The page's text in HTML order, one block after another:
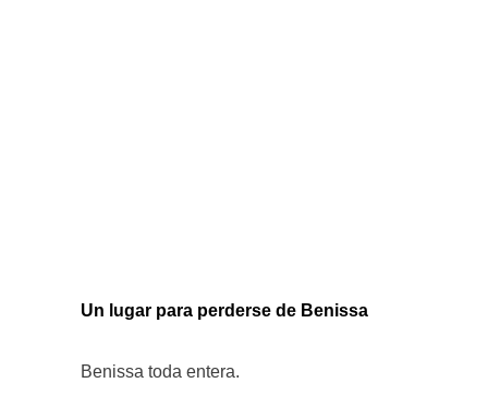
Un lugar para perderse de Benissa
Benissa toda entera.